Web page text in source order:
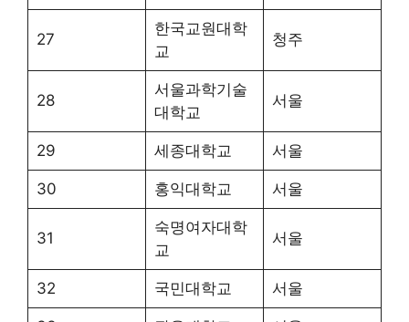
27
한국교원대학
교
청주
28
서울과학기술
대학교
서울
29 세종대학교 서울
30 홍익대학교 서울
31
숙명여자대학
교
서울
32 국민대학교 서울